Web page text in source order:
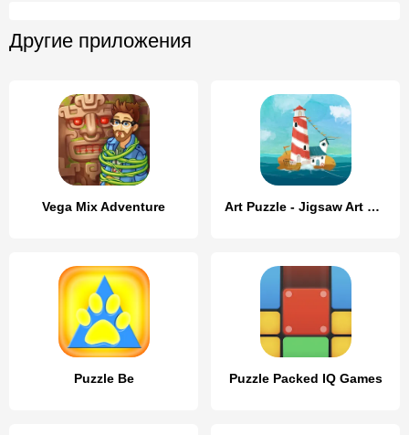
Другие приложения
Vega Mix Adventure Art Puzzle - Jigsaw Art Games
Puzzle Be Puzzle Packed IQ Games